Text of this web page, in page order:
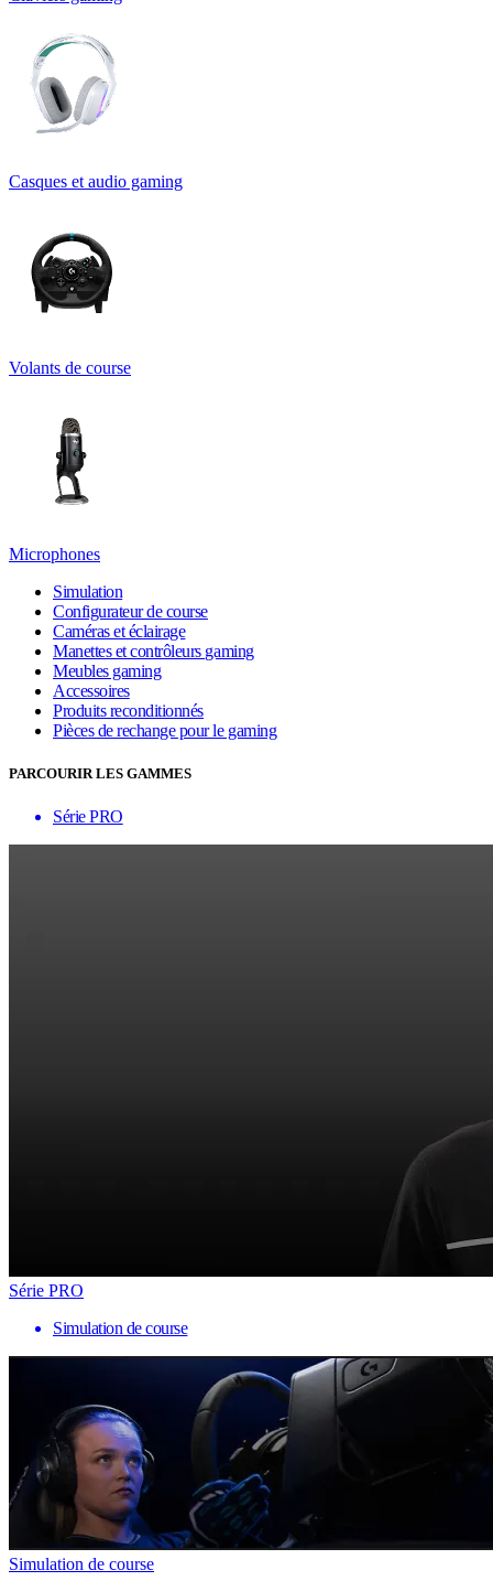
Casques et audio gaming
Volants de course
Microphones
Simulation
Configurateur de course
Caméras et éclairage
Manettes et contrôleurs gaming
Meubles gaming
Accessoires
Produits reconditionnés
Pièces de rechange pour le gaming
PARCOURIR LES GAMMES
Série PRO
Série PRO
Simulation de course
Simulation de course